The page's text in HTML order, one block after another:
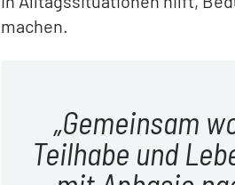
machen.
Gemeinsam
Teilhabe und